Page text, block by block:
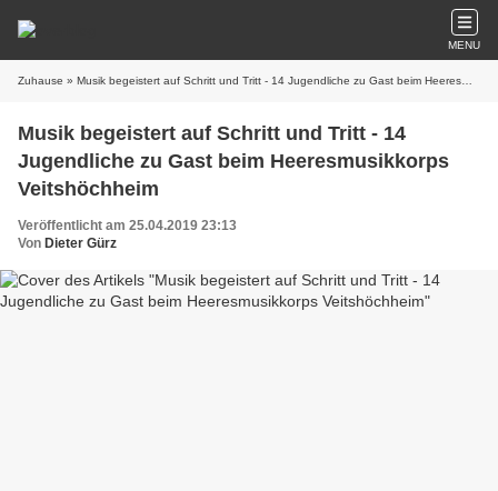
MENU
Zuhause » Musik begeistert auf Schritt und Tritt - 14 Jugendliche zu Gast beim Heeresmusikkorps Veitshöchheim
Musik begeistert auf Schritt und Tritt - 14
Jugendliche zu Gast beim Heeresmusikkorps
Veitshöchheim
Veröffentlicht am 25.04.2019 23:13
Von Dieter Gürz